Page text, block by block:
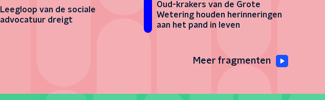
Leegloop van de sociale
advocatuur dreigt
Oud-krakers van de Grote
Wetering houden herinneringen
aan het pand in leven
Meer fragmenten